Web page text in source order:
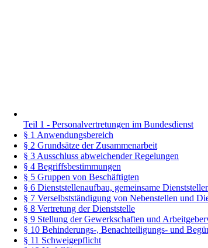
Teil 1 - Personalvertretungen im Bundesdienst
§ 1 Anwendungsbereich
§ 2 Grundsätze der Zusammenarbeit
§ 3 Ausschluss abweichender Regelungen
§ 4 Begriffsbestimmungen
§ 5 Gruppen von Beschäftigten
§ 6 Dienststellenaufbau, gemeinsame
§ 7 Verselbstständigung von Nebenstellen und
§ 8 Vertretung der Dienststelle
§ 9 Stellung der Gewerkschaften und
§ 10 Behinderungs-, Benachteiligungs- und
§ 11 Schweigepflicht